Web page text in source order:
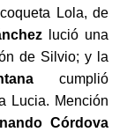
Lola, de
lució una
de Silvio; y la
cumplió
Lucia. Mención
Córdova